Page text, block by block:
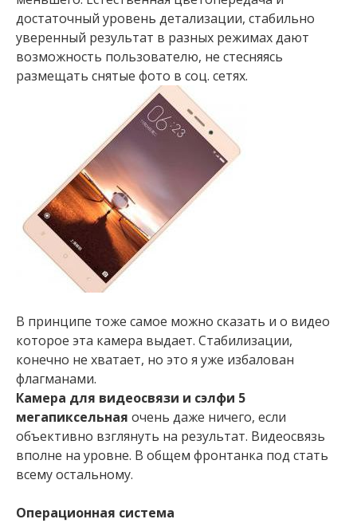
достаточный уровень детализации, стабильно
уверенный результат в разных режимах дают
возможность пользователю, не стесняясь
размещать снятые фото в соц. сетях.
В принципе тоже самое можно сказать и о видео
которое эта камера выдает. Стабилизации,
конечно не хватает, но это я уже избалован
флагманами.
Камера для видеосвязи и сэлфи 5
мегапиксельная очень даже ничего, если
объективно взглянуть на результат. Видеосвязь
вполне на уровне. В общем фронтанка под стать
всему остальному.
Операционная система